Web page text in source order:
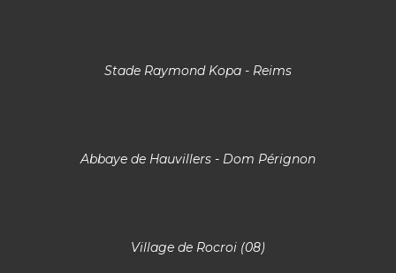
Stade Raymond Kopa - Reims
Abbaye de Hauvillers - Dom Pérignon
Village de Rocroi (08)